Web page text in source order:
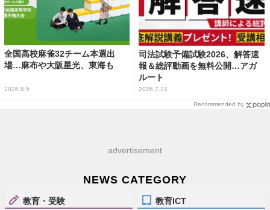
全国高校麻雀32チーム本選出
場…麻布や大阪星光、東海も
2026.8.5
司法試験予備試験2026、解答速
報＆総評動画を無料公開…アガ
ルート
2026.7.21
Recommended by
advertisement
NEWS CATEGORY
教育・受験 教育ICT